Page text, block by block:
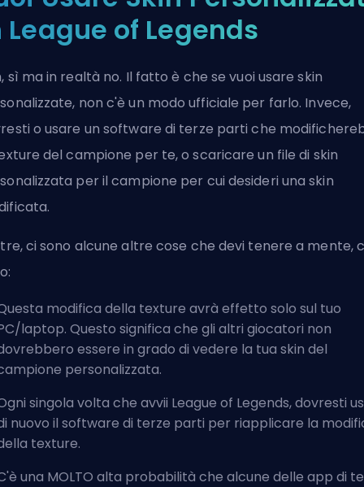
League of Legends
sì ma in realtà no. Il fatto è che se vuoi usare skin
non c'è un modo ufficiale per farlo. Invece,
o usare un software di terze parti che
del campione per te, o scaricare un file di skin
per il campione per cui desideri una skin
ci sono alcune altre cose che devi tenere a mente,
modifica della texture avrà effetto solo sul tuo
laptop. Questo significa che gli altri giocatori non
essere in grado di vedere la tua skin del
personalizzata.
singola volta che avvii League of Legends, dovresti
nuovo il software di terze parti per riapplicare la
texture.
una MOLTO alta probabilità che alcune delle app di